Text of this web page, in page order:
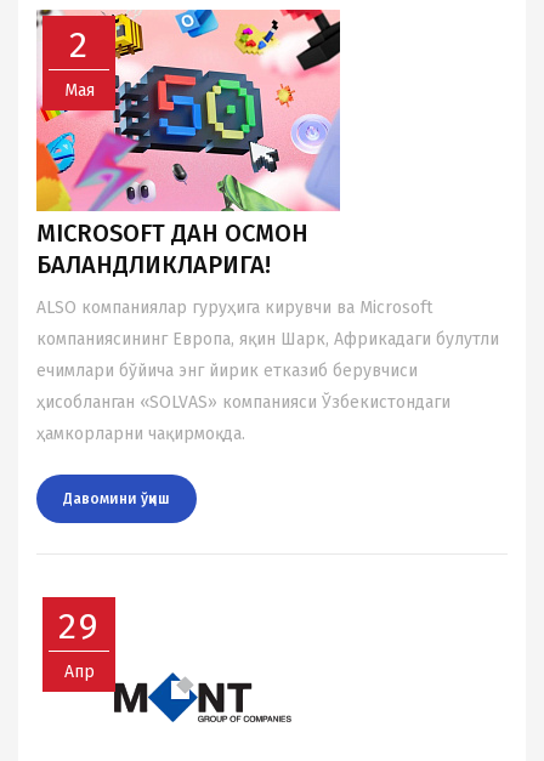
2
Мая
MICROSOFT ДАН ОСМОН
БАЛАНДЛИКЛАРИГА!
ALSO компаниялар гуруҳига кирувчи ва Microsoft
компаниясининг Европа, яқин Шарк, Африкадаги булутли
ечимлари бўйича энг йирик етказиб берувчиси
ҳисобланган «SOLVAS» компанияси Ўзбекистондаги
ҳамкорларни чақирмоқда.
Давомини ўқиш
29
Апр